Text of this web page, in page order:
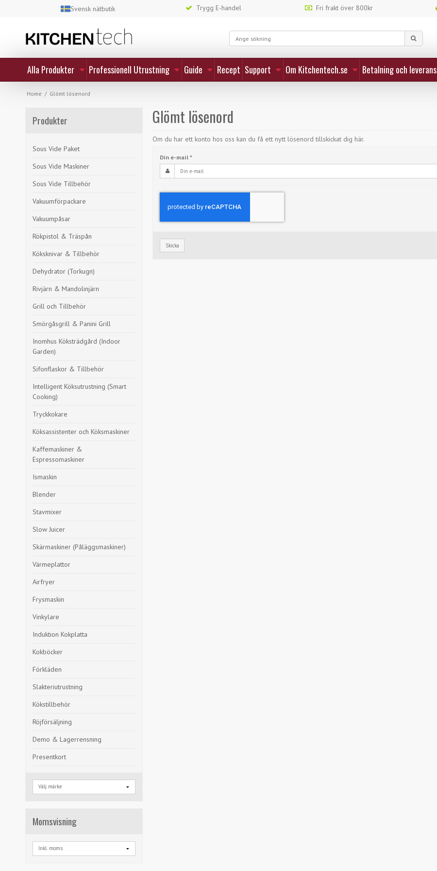
Svensk nätbutik Trygg E-handel Fri frakt över 800kr
Alla Produkter Professionell Utrustning Guide Recept Support Om Kitchentech.se Betalning och leverans
Home / Glömt lösenord
Produkter
Sous Vide Paket
Sous Vide Maskiner
Sous Vide Tillbehör
Vakuumförpackare
Vakuumpåsar
Rökpistol & Träspån
Köksknivar & Tillbehör
Dehydrator (Torkugn)
Rivjärn & Mandolinjärn
Grill och Tillbehör
Smörgåsgrill & Panini Grill
Inomhus Köksträdgård (Indoor
Garden)
Sifonflaskor & Tillbehör
Intelligent Köksutrustning (Smart
Cooking)
Tryckkokare
Köksassistenter och Köksmaskiner
Kaffemaskiner &
Espressomaskiner
Ismaskin
Blender
Stavmixer
Slow Juicer
Skärmaskiner (Påläggsmaskiner)
Värmeplattor
Airfryer
Frysmaskin
Vinkylare
Induktion Kokplatta
Kokböcker
Förkläden
Slakteriutrustning
Kökstillbehör
Röjförsäljning
Demo & Lagerrensning
Presentkort
Momsvisning
Glömt lösenord
Om du har ett konto hos oss kan du få ett nytt lösenord tillskickat dig här.
Din e-mail*
Skicka